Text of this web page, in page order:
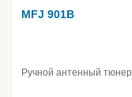
MFJ 901B
Ручной антенный тюнер